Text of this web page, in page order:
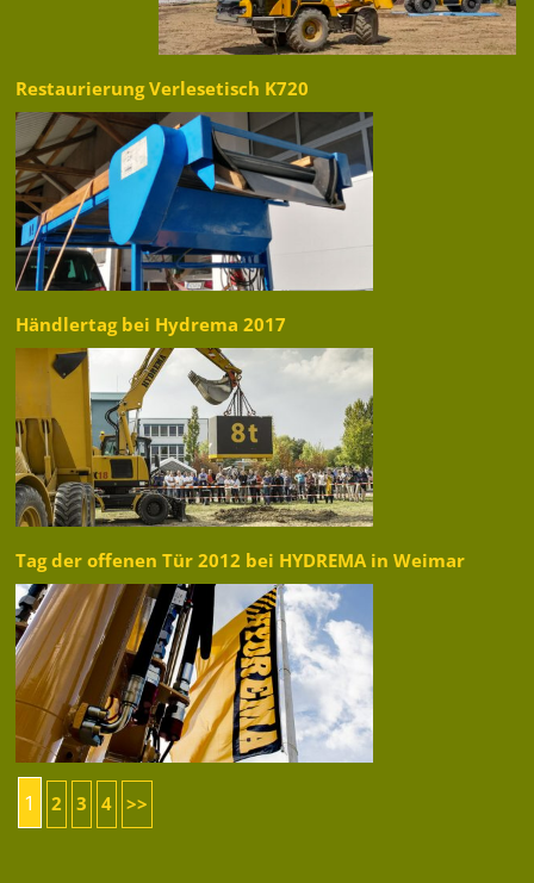
Restaurierung Verlesetisch K720
Händlertag bei Hydrema 2017
Tag der offenen Tür 2012 bei HYDREMA in Weimar
1 2 3 4 >>